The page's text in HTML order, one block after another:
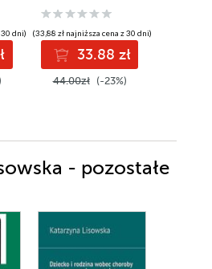
30 dni) (33,88 zł najniższa cena z 30 dni)
33.88 zł
44.00zł (-23%)
- pozostałe